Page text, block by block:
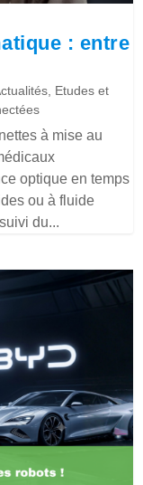
: entre
Etudes et
à mise au
optique en temps
ou à fluide
du...